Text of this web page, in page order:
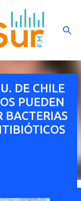
DE CHILE
PUEDEN
BACTERIAS